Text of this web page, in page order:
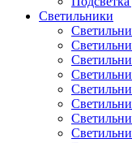
Светильники